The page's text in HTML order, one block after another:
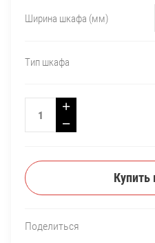
Ширина шкафа (мм)
Тип шкафа
−
+
Купить
Поделиться